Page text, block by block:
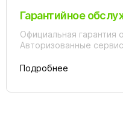
249 990 ₽
Гидромассажная система
Activ Hydro (Antik)
По запросу
Гарантийное
Официальная гарантия
Авторизованные
Подробнее